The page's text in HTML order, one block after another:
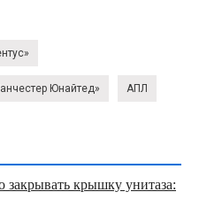
Юнайтед» АПЛ
закрывать крышку унитаза: